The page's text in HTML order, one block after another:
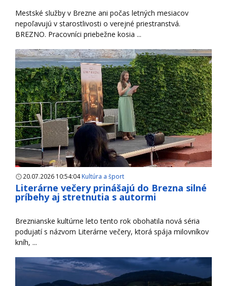
Mestské služby v Brezne ani počas letných mesiacov
nepoľavujú v starostlivosti o verejné priestranstvá.
BREZNO. Pracovníci priebežne kosia ...
20.07.2026 10:54:04Kultúra a šport
Literárne večery prinášajú do Brezna silné
príbehy aj stretnutia s autormi
Breznianske kultúrne leto tento rok obohatila nová séria
podujatí s názvom Literárne večery, ktorá spája milovníkov
kníh, ...